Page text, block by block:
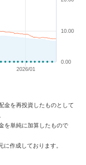
2026/01
0.00
10.00
金を再投資したものとして
を単純に加算したもので
作成しております。